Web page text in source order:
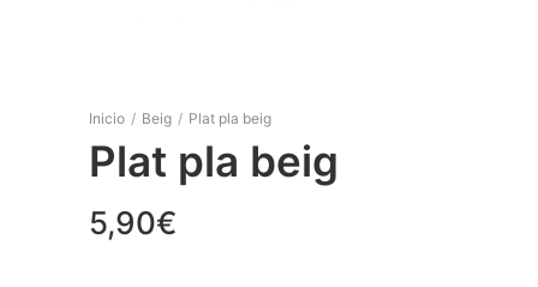
Inicio / Beig / Plat pla beig
Plat pla beig
5,90€